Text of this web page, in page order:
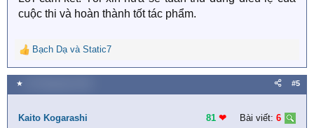
cuộc thi và hoàn thành tốt tác phẩm.
R
e
a
c
i
Bạch Dạ và Static7
★ #5
Kaito Kogarashi 81 ❤︎ Bài viết: 6